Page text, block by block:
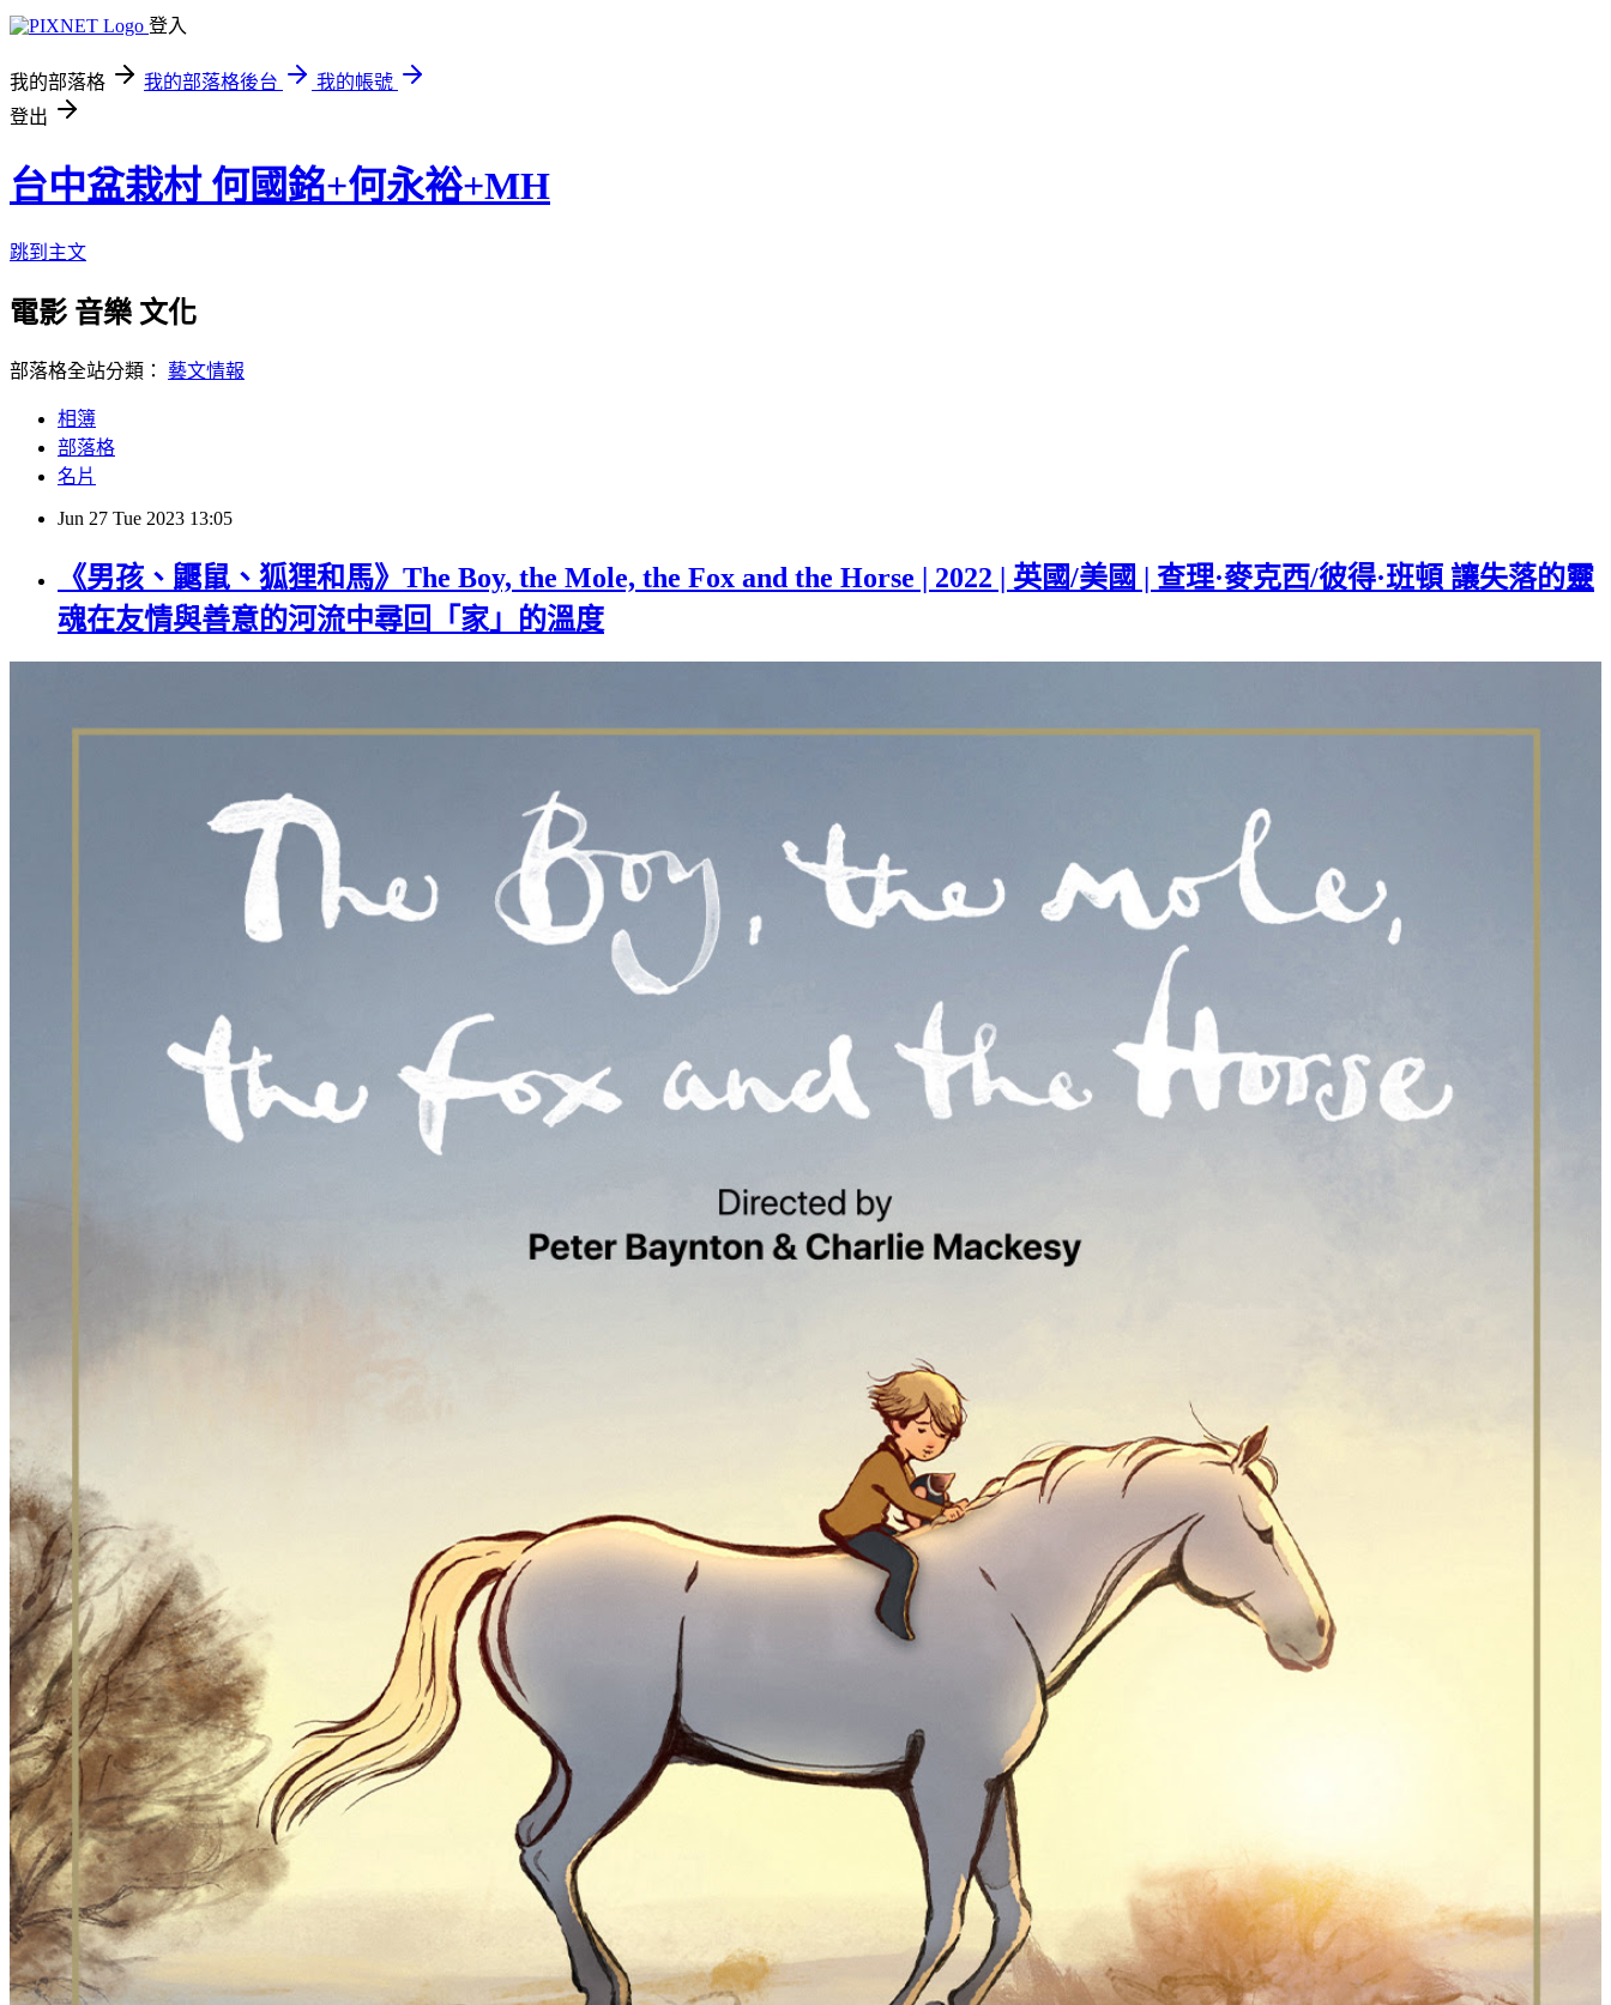
登入
我的部落格 我的部落格後台
我的帳號
登出
台中盆栽村 何國銘+何永裕+MH
跳到主文
電影 音樂 文化
部落格全站分類： 藝文情報
相簿
部落格
名片
Jun 27 Tue 2023 13:05
《男孩、鼴鼠、狐狸和馬》The Boy, the Mole, the Fox and the Horse | 2022 | 英國/美國 | 查理·麥克西/彼得·班頓 讓失落的靈
魂在友情與善意的河流中尋回「家」的溫度